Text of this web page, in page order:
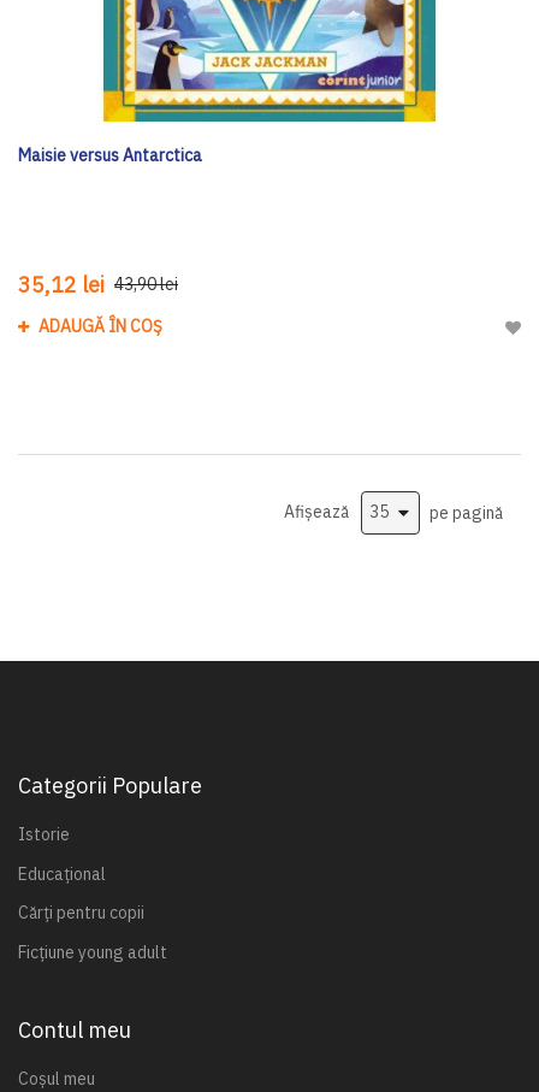
Maisie versus Antarctica
35,12 lei 43,90 lei
ADAUGĂ ÎN COȘ
Afișează pe pagină
Categorii Populare
Istorie
Educațional
Cărți pentru copii
Ficțiune young adult
Contul meu
Coșul meu